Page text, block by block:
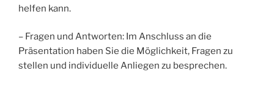
helfen kann.
– Fragen und Antworten: Im Anschluss an die
Präsentation haben Sie die Möglichkeit, Fragen zu
stellen und individuelle Anliegen zu besprechen.